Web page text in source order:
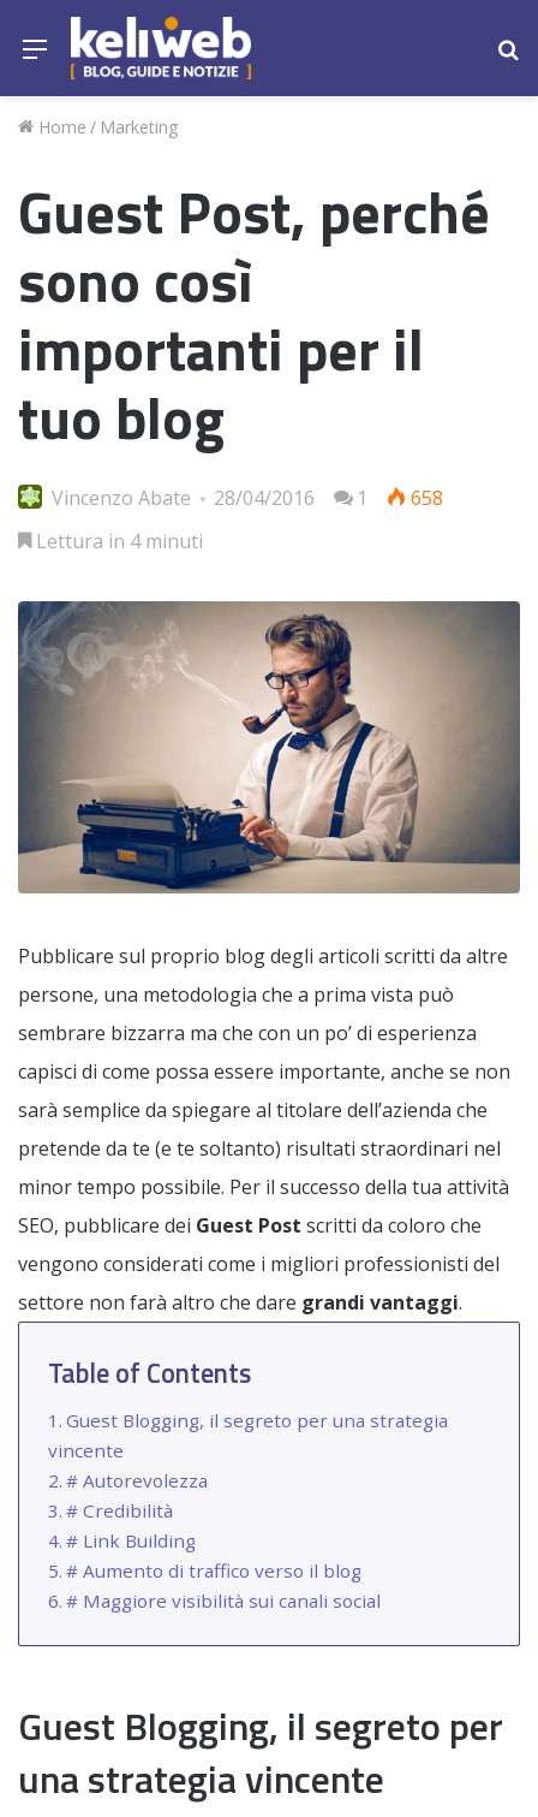
Menu
Home / Marketing
Guest Post, perché
sono così
importanti per il
tuo blog
Vincenzo Abate 28/04/2016 1
658
Lettura in 4 minuti
Pubblicare sul proprio blog degli articoli scritti da altre
persone, una metodologia che a prima vista può
sembrare bizzarra ma che con un po’ di esperienza
capisci di come possa essere importante, anche se non
sarà semplice da spiegare al titolare dell’azienda che
pretende da te (e te soltanto) risultati straordinari nel
minor tempo possibile. Per il successo della tua attività
SEO, pubblicare dei Guest Post scritti da coloro che
vengono considerati come i migliori professionisti del
settore non farà altro che dare grandi vantaggi.
Table of Contents
Guest Blogging, il segreto per una strategia
vincente
# Autorevolezza
# Credibilità
# Link Building
# Aumento di traffico verso il blog
# Maggiore visibilità sui canali social
Guest Blogging, il segreto per
una strategia vincente